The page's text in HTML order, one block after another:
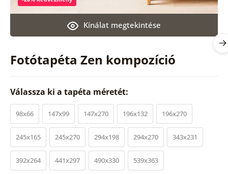
Fotótapéta Zen kompozíció
Kínálat megtekintése
Válassza ki a tapéta méretét:
98x66 147x99 147x270 196x132 196x270
245x165 245x270 294x198 294x270 343x231
392x264 441x297 490x330 539x363